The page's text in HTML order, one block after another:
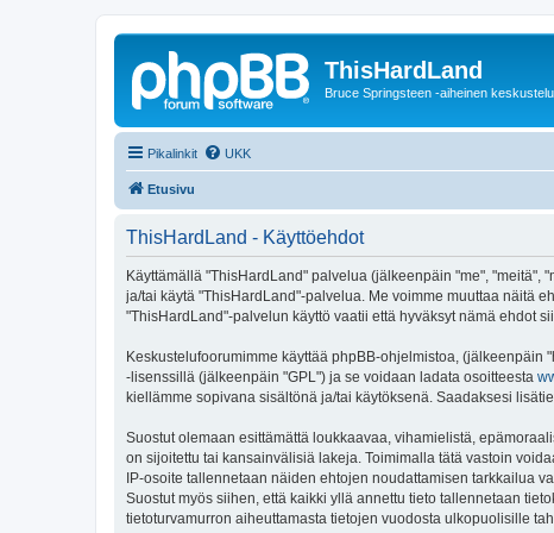
ThisHardLand
Bruce Springsteen -aiheinen
Pikalinkit UKK
Etusivu
ThisHardLand - Käyttöehdot
Käyttämällä "ThisHardLand" palvelua (jälkeenpäin "me", "meitä",
ja/tai käytä "ThisHardLand"-palvelua. Me voimme muuttaa näitä
"ThisHardLand"-palvelun käyttö vaatii että hyväksyt nämä ehdot
Keskustelufoorumimme käyttää phpBB-ohjelmistoa, (jälkeenpäin
-lisenssillä (jälkeenpäin "GPL") ja se voidaan ladata osoitteesta
kiellämme sopivana sisältönä ja/tai käytöksenä. Saadaksesi
Suostut olemaan esittämättä loukkaavaa, vihamielistä,
on sijoitettu tai kansainvälisiä lakeja. Toimimalla tätä vastoin
IP-osoite tallennetaan näiden ehtojen noudattamisen tarkkailua
Suostut myös siihen, että kaikki yllä annettu tieto tallennetaan
tietoturvamurron aiheuttamasta tietojen vuodosta ulkopuolisille